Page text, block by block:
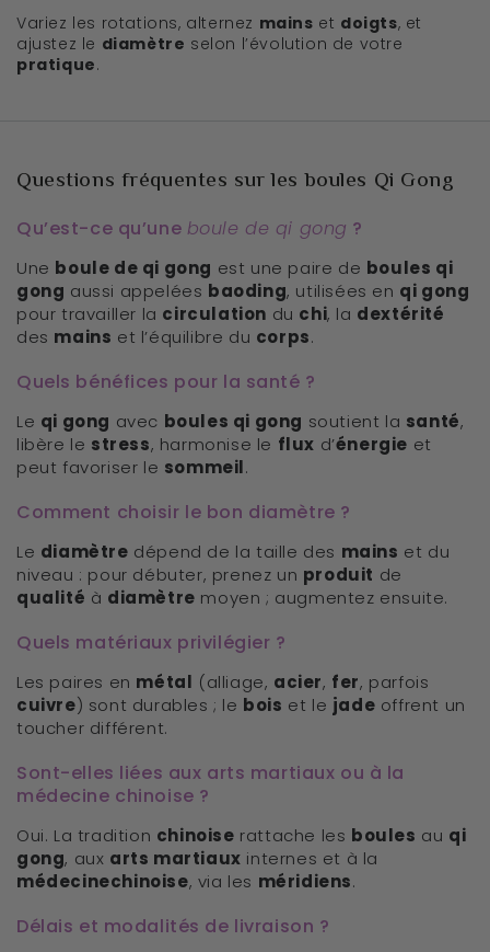
Variez les rotations, alternez mains et doigts, et
ajustez le diamètre selon l’évolution de votre
pratique.
Questions fréquentes sur les boules Qi Gong
Qu’est-ce qu’une boule de qi gong ?
Une boule de qi gong est une paire de boules qi
gong aussi appelées baoding, utilisées en qi gong
pour travailler la circulation du chi, la dextérité
des mains et l’équilibre du corps.
Quels bénéfices pour la santé ?
Le qi gong avec boules qi gong soutient la santé,
libère le stress, harmonise le flux d’énergie et
peut favoriser le sommeil.
Comment choisir le bon diamètre ?
Le diamètre dépend de la taille des mains et du
niveau : pour débuter, prenez un produit de
qualité à diamètre moyen ; augmentez ensuite.
Quels matériaux privilégier ?
Les paires en métal (alliage, acier, fer, parfois
cuivre) sont durables ; le bois et le jade offrent un
toucher différent.
Sont-elles liées aux arts martiaux ou à la
médecine chinoise ?
Oui. La tradition chinoise rattache les boules au qi
gong, aux arts martiaux internes et à la
médecinechinoise, via les méridiens.
Délais et modalités de livraison ?